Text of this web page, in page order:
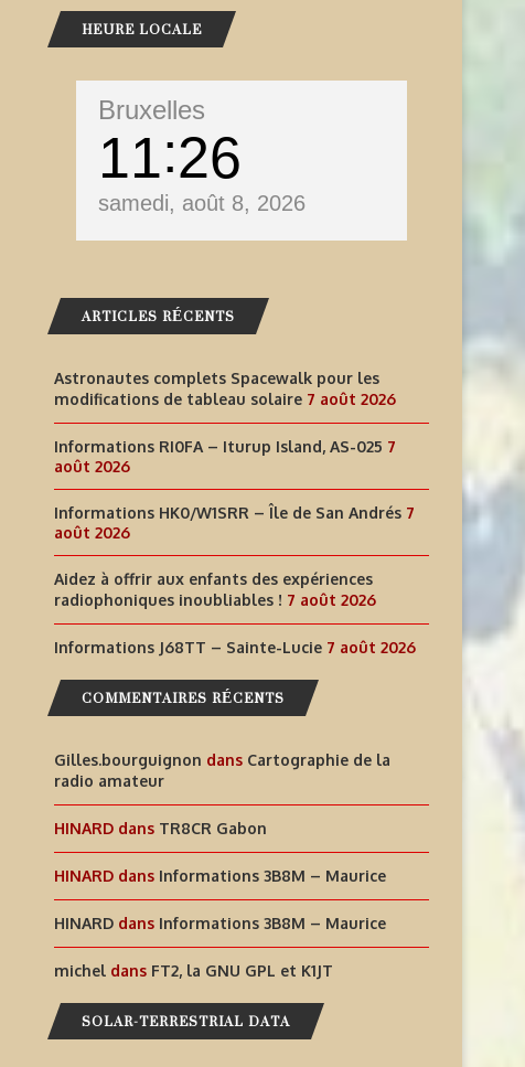
AIDEZ À OFFRIR AUX ENFANTS
DES EXPÉRIENCES
RADIOPHONIQUES...
INFORMATIONS J68TT –
HEURE LOCALE
Bruxelles
11 26
samedi, août 8, 2026
ARTICLES RÉCENTS
Astronautes complets Spacewalk pour les
modifications de tableau solaire 7 août 2026
Informations RI0FA – Iturup Island, AS-025 7
août 2026
Informations HK0/W1SRR – Île de San Andrés 7
août 2026
Aidez à offrir aux enfants des expériences
radiophoniques inoubliables ! 7 août 2026
Informations J68TT – Sainte-Lucie 7 août 2026
COMMENTAIRES RÉCENTS
Gilles.bourguignon dans Cartographie de la
radio amateur
HINARD dans TR8CR Gabon
HINARD dans Informations 3B8M – Maurice
HINARD dans Informations 3B8M – Maurice
michel dans FT2, la GNU GPL et K1JT
SOLAR-TERRESTRIAL DATA